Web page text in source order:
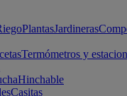
PlantasJardineras
Termómetros y
Hinchable
Casitas